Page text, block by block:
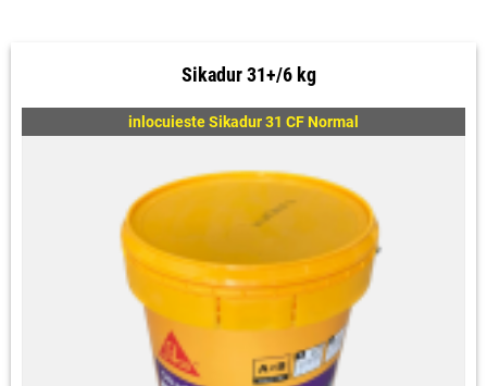
Sikadur 31+/6 kg
inlocuieste Sikadur 31 CF Normal